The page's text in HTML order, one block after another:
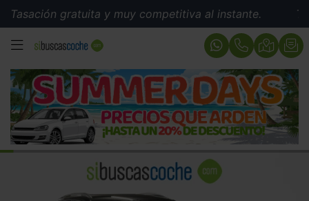
gratuita y muy competitiva al instante. Tasación
MENÚ